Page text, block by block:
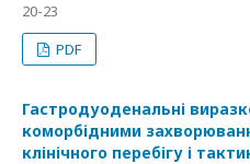
20-23
PDF
Гастродуоденальні
коморбідними
клінічного перебігу і